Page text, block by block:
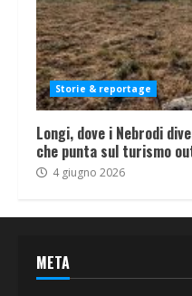
Storie & reportage
Longi, dove i Nebrodi
che punta sul turismo
4 giugno 2026
META